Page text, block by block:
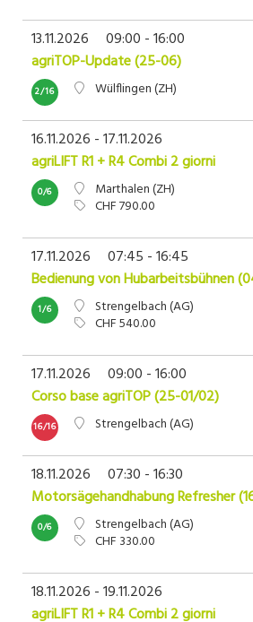
13.11.2026
09:00 - 16:00
agriTOP-Update (25-06)
Wülflingen (ZH)
2/16
16.11.2026 - 17.11.2026
agriLIFT R1 + R4 Combi 2 giorni
Marthalen (ZH)
CHF 790.00
0/6
17.11.2026
07:45 - 16:45
Bedienung von Hubarbeitsbühnen
Strengelbach (AG)
CHF 540.00
1/6
17.11.2026
09:00 - 16:00
Corso base agriTOP (25-01/02)
Strengelbach (AG)
16/16
18.11.2026
07:30 - 16:30
Motorsägehandhabung Refresher
Strengelbach (AG)
CHF 330.00
0/6
18.11.2026 - 19.11.2026
agriLIFT R1 + R4 Combi 2 giorni